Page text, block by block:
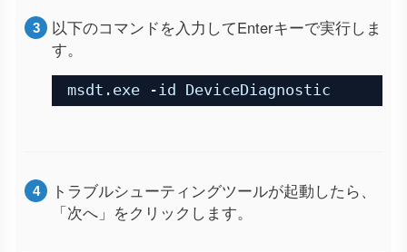
以下のコマンドを入力してEnterキーで実行しま
す。
msdt.exe -id DeviceDiagnostic
トラブルシューティングツールが起動したら、
「次へ」をクリックします。